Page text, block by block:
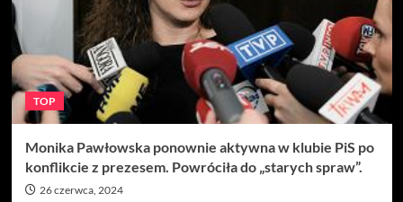
TOP
Monika Pawłowska ponownie aktywna w klubie PiS po
konflikcie z prezesem. Powróciła do „starych spraw”.
26 czerwca, 2024